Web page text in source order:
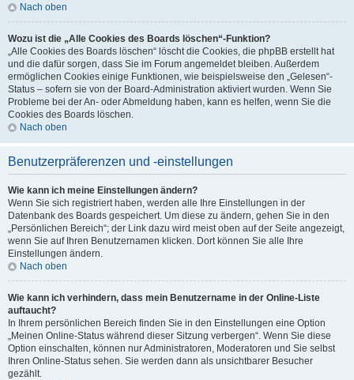
Nach oben
Wozu ist die „Alle Cookies des Boards löschen“-Funktion?
„Alle Cookies des Boards löschen“ löscht die Cookies, die phpBB erstellt hat
und die dafür sorgen, dass Sie im Forum angemeldet bleiben. Außerdem
ermöglichen Cookies einige Funktionen, wie beispielsweise den „Gelesen“-
Status – sofern sie von der Board-Administration aktiviert wurden. Wenn Sie
Probleme bei der An- oder Abmeldung haben, kann es helfen, wenn Sie die
Cookies des Boards löschen.
Nach oben
Benutzerpräferenzen und -einstellungen
Wie kann ich meine Einstellungen ändern?
Wenn Sie sich registriert haben, werden alle Ihre Einstellungen in der
Datenbank des Boards gespeichert. Um diese zu ändern, gehen Sie in den
„Persönlichen Bereich“; der Link dazu wird meist oben auf der Seite angezeigt,
wenn Sie auf Ihren Benutzernamen klicken. Dort können Sie alle Ihre
Einstellungen ändern.
Nach oben
Wie kann ich verhindern, dass mein Benutzername in der Online-Liste
auftaucht?
In Ihrem persönlichen Bereich finden Sie in den Einstellungen eine Option
„Meinen Online-Status während dieser Sitzung verbergen“. Wenn Sie diese
Option einschalten, können nur Administratoren, Moderatoren und Sie selbst
Ihren Online-Status sehen. Sie werden dann als unsichtbarer Besucher
gezählt.